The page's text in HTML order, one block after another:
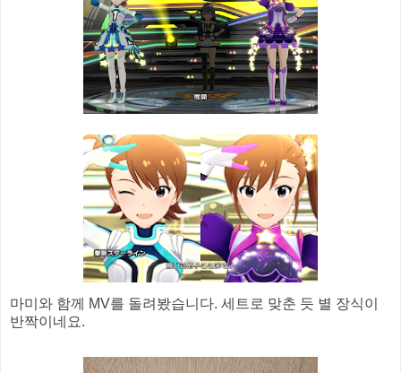
마미와 함께 MV를 돌려봤습니다. 세트로 맞춘 듯 별 장식이
반짝이네요.